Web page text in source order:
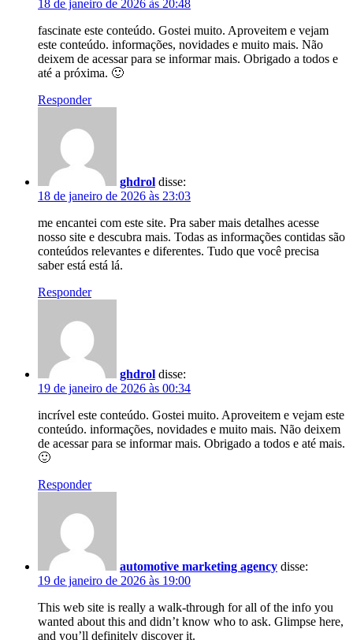
18 de janeiro de 2026 às 20:48
fascinate este conteúdo. Gostei muito. Aproveitem e vejam
este conteúdo. informações, novidades e muito mais. Não
deixem de acessar para se informar mais. Obrigado a todos e
até a próxima. 🙂
Responder
ghdrol disse:
18 de janeiro de 2026 às 23:03
me encantei com este site. Pra saber mais detalhes acesse
nosso site e descubra mais. Todas as informações contidas são
conteúdos relevantes e diferentes. Tudo que você precisa
saber está está lá.
Responder
ghdrol disse:
19 de janeiro de 2026 às 00:34
incrível este conteúdo. Gostei muito. Aproveitem e vejam este
conteúdo. informações, novidades e muito mais. Não deixem
de acessar para se informar mais. Obrigado a todos e até mais.
🙂
Responder
automotive marketing agency disse:
19 de janeiro de 2026 às 19:00
This web site is really a walk-through for all of the info you
wanted about this and didn’t know who to ask. Glimpse here,
and you’ll definitely discover it.